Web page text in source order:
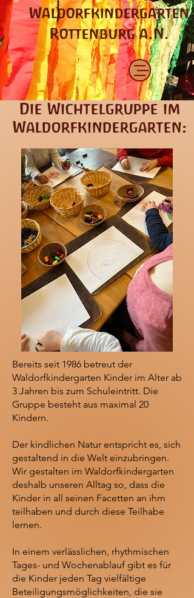
Waldorfkindergarten
Rottenburg a.N.
Die Wichtelgruppe im
Waldorfkindergarten:
Bereits seit 1986 betreut der
Waldorfkindergarten Kinder im Alter ab
3 Jahren bis zum Schuleintritt. Die
Gruppe besteht aus maximal 20
Kindern.
Der kindlichen Natur entspricht es, sich
gestaltend in die Welt einzubringen.
Wir gestalten im Waldorf­kinder­garten
deshalb unseren Alltag so, dass die
Kinder in all seinen Facetten an ihm
teilhaben und durch diese Teilhabe
lernen.
In einem verlässlichen, rhythmischen
Tages- und Wochen­ablauf gibt es für
die Kinder jeden Tag vielfältige
Beteiligungs­möglich­keiten, die sie